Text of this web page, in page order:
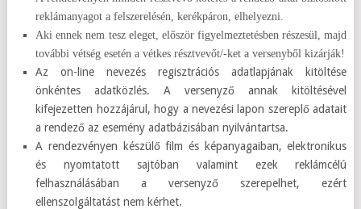
reklámanyagot a felszerelésén, kerékpáron, elhelyezni.
Aki ennek nem tesz eleget, először figyelmeztetésben részesül, majd
további vétség esetén a vétkes résztvevőt/-ket a versenyből kizárják!
Az on-line nevezés regisztrációs adatlapjának kitöltése
önkéntes adatközlés. A versenyző annak kitöltésével
kifejezetten hozzájárul, hogy a nevezési lapon szereplő adatait
a rendező az esemény adatbázisában nyilvántartsa.
A rendezvényen készülő film és képanyagaiban, elektronikus
és nyomtatott sajtóban valamint ezek reklámcélú
felhasználásában a versenyző szerepelhet, ezért
ellenszolgáltatást nem kérhet.